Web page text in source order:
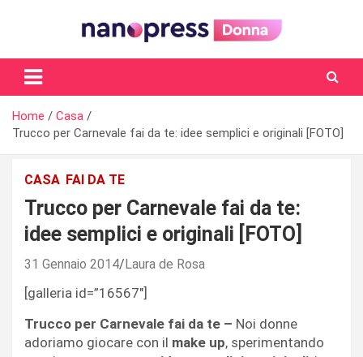
Il magazine femminile di Nanopress.it
Home
Casa
Trucco per Carnevale fai da te: idee semplici e originali [FOTO]
CASA FAI DA TE
Trucco per Carnevale fai da te:
idee semplici e originali [FOTO]
31 Gennaio 2014 Laura de Rosa
[galleria id=”16567″]
Trucco per Carnevale fai da te – Noi donne
adoriamo giocare con il make up, sperimentando